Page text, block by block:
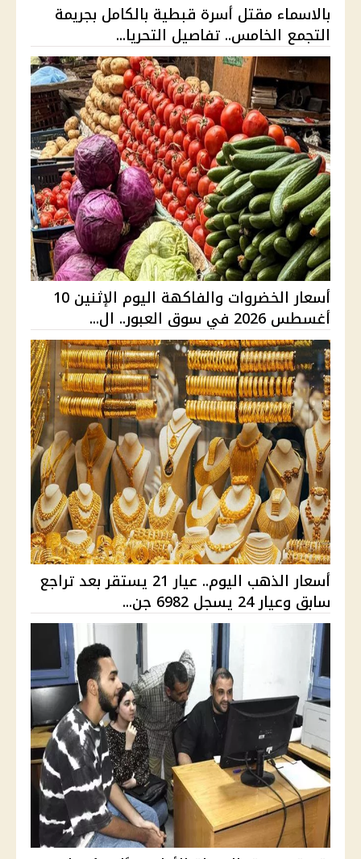
بالاسماء مقتل أسرة قبطية بالكامل بجريمة
التجمع الخامس.. تفاصيل التحريا...
أسعار الخضروات والفاكهة اليوم الإثنين 10
أغسطس 2026 في سوق العبور.. ال...
أسعار الذهب اليوم.. عيار 21 يستقر بعد تراجع
سابق وعيار 24 يسجل 6982 جن...